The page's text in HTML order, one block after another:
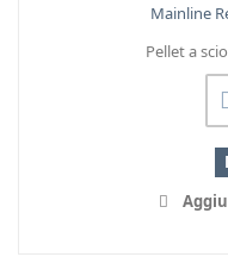
Mainline
Pellet a